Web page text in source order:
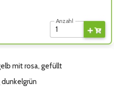
Anzahl
mit rosa, gefüllt